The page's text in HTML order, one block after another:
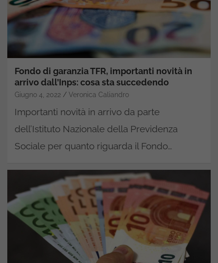
Fondo di garanzia TFR, importanti novità in
arrivo dall’Inps: cosa sta succedendo
Giugno 4, 2022 Veronica Caliandro
Importanti novità in arrivo da parte
dell’Istituto Nazionale della Previdenza
Sociale per quanto riguarda il Fondo…